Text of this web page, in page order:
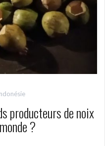
producteurs de noix
?